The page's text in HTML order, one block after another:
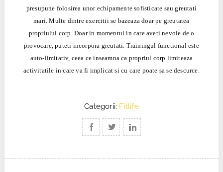
presupune folosirea unor echipamente sofisticate sau greutati
mari. Multe dintre exercitii se bazeaza doar pe greutatea
propriului corp. Doar in momentul in care aveti nevoie de o
provocare, puteti incorpora greutati. Trainingul functional este
auto-limitativ, ceea ce inseamna ca propriul corp limiteaza
activitatile in care va fi implicat si cu care poate sa se descurce.
Categorii: Fitlife